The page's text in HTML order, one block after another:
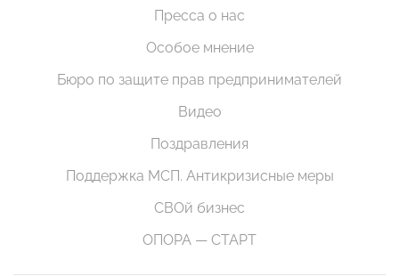
Пресса о нас
Особое мнение
Бюро по защите прав предпринимателей
Видео
Поздравления
Поддержка МСП. Антикризисные меры
СВОй бизнес
ОПОРА — СТАРТ